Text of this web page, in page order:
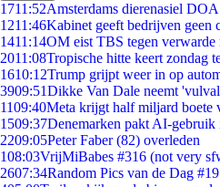
1711:52Amsterdams dierenasiel
1211:46Kabinet geeft bedrijven geen
1411:14OM eist TBS tegen verwarde
2011:08Tropische hitte keert zondag
1610:12Trump grijpt weer in op
3909:51Dikke Van Dale neemt
1109:40Meta krijgt half miljard boete
1509:37Denemarken pakt AI-gebruik
2209:05Peter Faber (82) overleden
108:03VrijMiBabes #316 (not very
2607:34Random Pics van de Dag